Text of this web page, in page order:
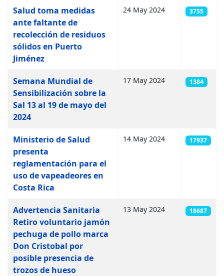
Salud toma medidas
ante faltante de
recolección de residuos
sólidos en Puerto
Jiménez
24 May 2024 3755
Semana Mundial de
Sensibilización sobre la
Sal 13 al 19 de mayo del
2024
17 May 2024 1384
Ministerio de Salud
presenta
reglamentación para el
uso de vapeadeores en
Costa Rica
14 May 2024 17937
Advertencia Sanitaria
Retiro voluntario jamón
pechuga de pollo marca
Don Cristobal por
posible presencia de
trozos de hueso
13 May 2024 18687